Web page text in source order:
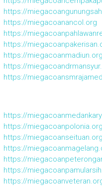
https://
https://miegacoanancol.org
https://
https://
https://miegacoanmadiun.org
https://
https://
https://
https://miegacoanpolonia.org
https://miegacoanseituan.org
https://
https://
https://
https://